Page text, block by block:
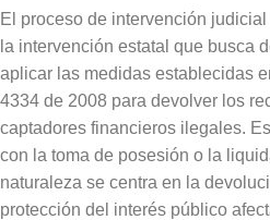
El proceso de intervención
la intervención estatal que busca
aplicar las medidas establecidas
4334 de 2008 para devolver los
captadores financieros ilegales.
con la toma de posesión o la
naturaleza se centra en la
protección del interés público